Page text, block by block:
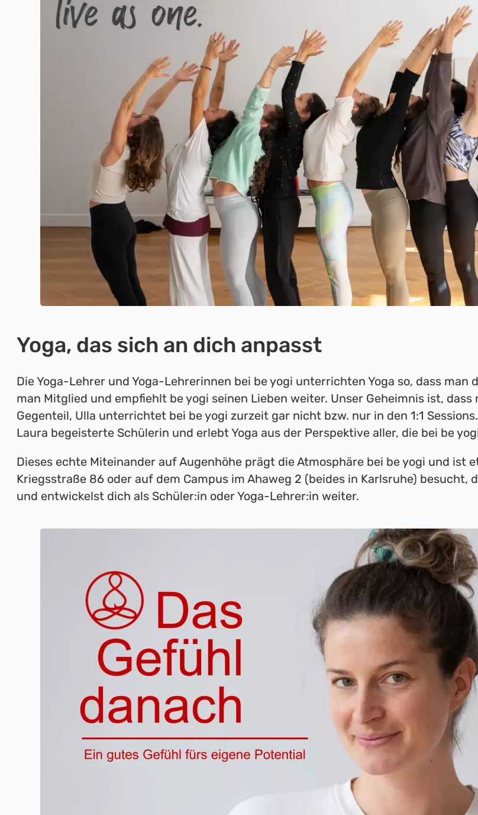
Yoga, das sich an dich anpasst
Die Yoga-Lehrer und Yoga-Lehrerinnen bei be yogi unterrichten Yoga so, dass
man Mitglied und empfiehlt be yogi seinen Lieben weiter. Unser Geheimnis ist,
Gegenteil, Ulla unterrichtet bei be yogi zurzeit gar nicht bzw. nur in den 1:1
Laura begeisterte Schülerin und erlebt Yoga aus der Perspektive aller, die bei be
Dieses echte Miteinander auf Augenhöhe prägt die Atmosphäre bei be yogi und ist
Kriegsstraße 86 oder auf dem Campus im Ahaweg 2 (beides in Karlsruhe)
und entwickelst dich als Schüler:in oder Yoga-Lehrer:in weiter.